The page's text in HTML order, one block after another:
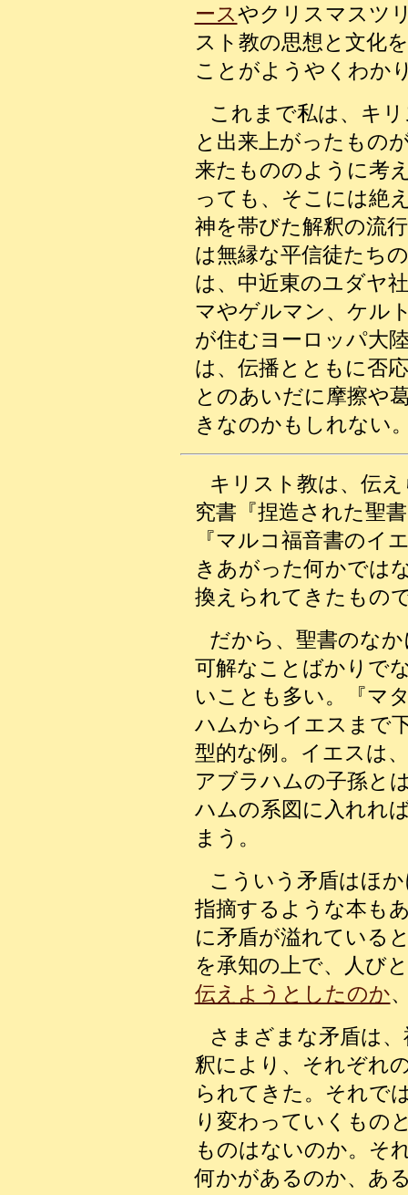
ースやクリスマスツ
スト教の思想と文化
ことがようやくわか
これまで私は、キ
と出来上がったもの
来たもののように考
っても、そこには絶
神を帯びた解釈の流
は無縁な平信徒たち
は、中近東のユダヤ
マやゲルマン、ケル
が住むヨーロッパ大
は、伝播とともに否
とのあいだに摩擦や
きなのかもしれない
キリスト教は、伝
究書『捏造された聖
『マルコ福音書のイ
きあがった何かでは
換えられてきたもの
だから、聖書のな
可解なことばかりで
いことも多い。『マ
ハムからイエスまで
型的な例。イエスは
アブラハムの子孫と
ハムの系図に入れれ
まう。
こういう矛盾はほ
指摘するような本も
に矛盾が溢れている
を承知の上で、人び
伝えようとしたのか
さまざまな矛盾は
釈により、それぞれ
られてきた。それで
り変わっていくもの
ものはないのか。そ
何かがあるのか、あ